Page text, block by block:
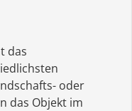
das
oder
das Objekt im